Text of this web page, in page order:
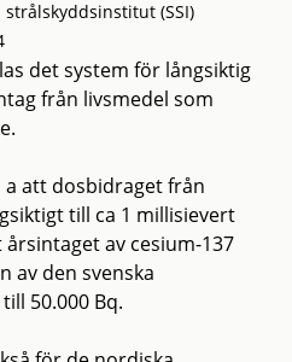
strålskyddsinstitut (SSI)
det system för långsiktig
från livsmedel som
att dosbidraget från
till ca 1 millisievert
av cesium-137
av den svenska
50.000 Bq.